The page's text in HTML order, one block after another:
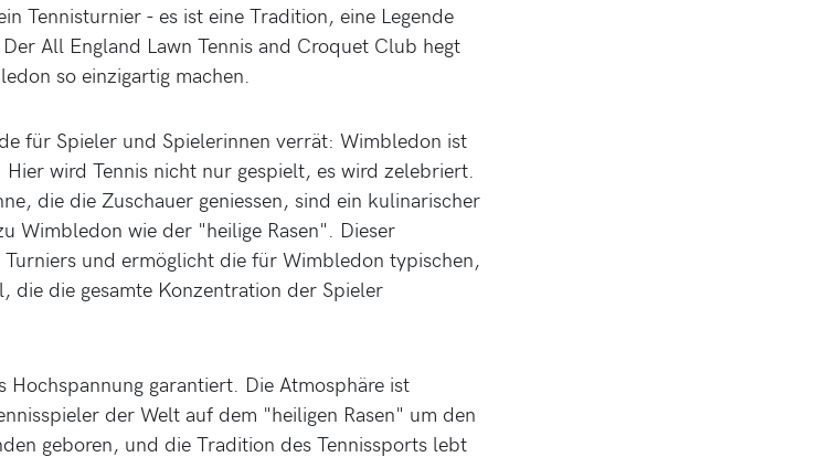
Tennisturnier - es ist eine Tradition, eine Legende
All England Lawn Tennis and Croquet Club hegt
so einzigartig machen.
für Spieler und Spielerinnen verrät: Wimbledon ist
wird Tennis nicht nur gespielt, es wird zelebriert.
die die Zuschauer geniessen, sind ein kulinarischer
Wimbledon wie der "heilige Rasen". Dieser
Turniers und ermöglicht die für Wimbledon typischen,
die die gesamte Konzentration der Spieler
garantiert. Die Atmosphäre ist
der Welt auf dem "heiligen Rasen" um den
geboren, und die Tradition des Tennissports lebt